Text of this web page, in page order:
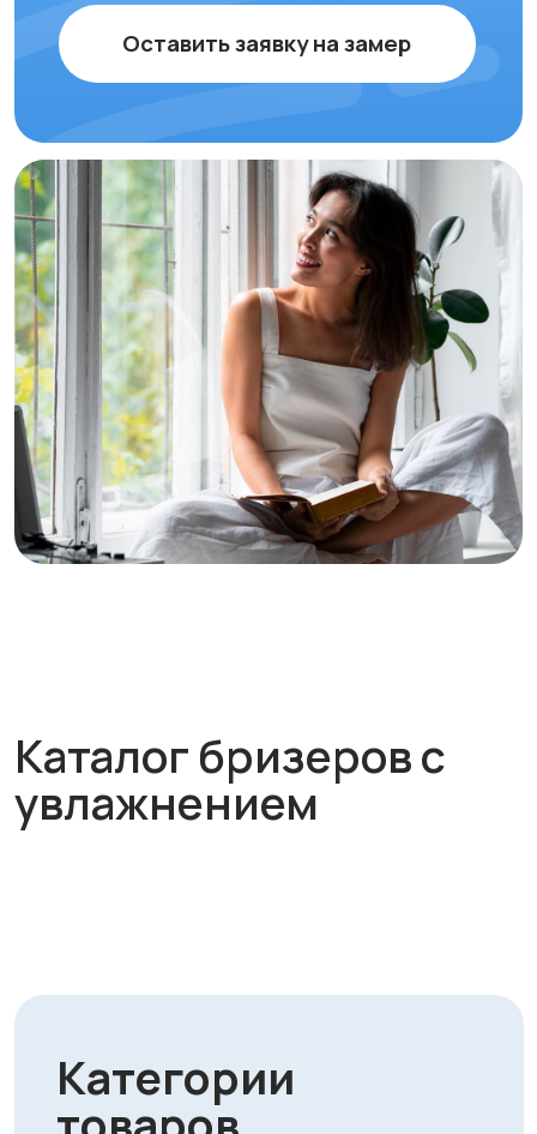
Каталог бризеров с
увлажнением
Категории
товаров